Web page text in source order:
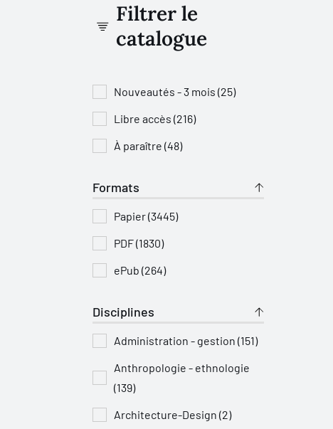
Filtrer le
catalogue
Nouveautés - 3 mois (25)
Libre accès (216)
À paraître (48)
Formats
Papier (3445)
PDF (1830)
ePub (264)
Disciplines
Administration - gestion (151)
Anthropologie - ethnologie
(139)
Architecture-Design (2)